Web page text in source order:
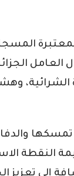
العامل
والدفاع
زيادة قيمة